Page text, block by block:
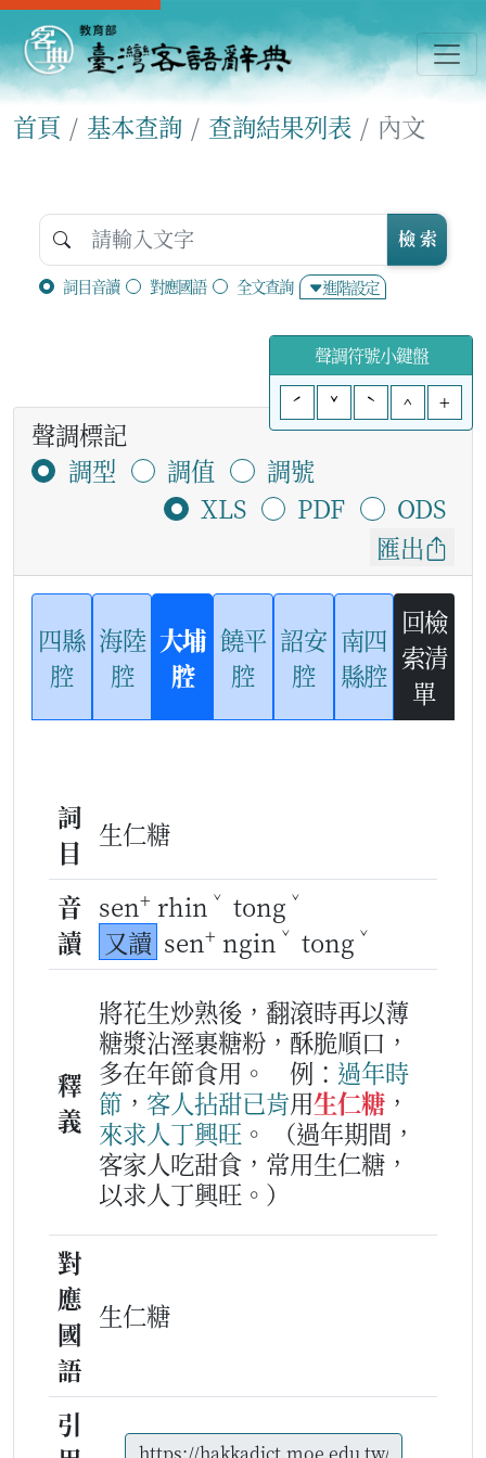
首頁 基本查詢 查詢結果列表 內文
詞目音讀 對應國語 全文查詢 進階設定
檢 索
聲調符號小鍵盤
ˊ
ˇ ˋ ^ +
聲調標記
調型
調值
調號
XLS
PDF
ODS
匯出
四縣
腔
海陸
腔
大埔
腔
饒平
腔
詔安
腔
南四
縣腔
回檢
索清
單
詞
目
生仁糖
音
讀
sen+ rhin ˇ tong ˇ
又讀 sen+ ngin ˇ tong ˇ
釋
義
將花生炒熟後，翻滾時再以薄
糖漿沾溼裹糖粉，酥脆順口，
多在年節食用。
例： 過年時
節 ， 客人拈甜已肯用生仁糖 ，
來求人丁興旺 。
（過年期間，
客家人吃甜食，常用生仁糖，
以求人丁興旺。）
對
應
國
語
生仁糖
引